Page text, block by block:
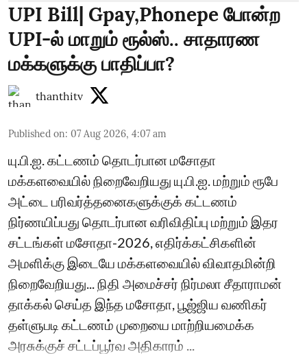
UPI Bill| Gpay,Phonepe போன்ற
UPI-ல் மாறும் ரூல்ஸ்.. சாதாரண
மக்களுக்கு பாதிப்பா?
thanthitv
Published on: 07 Aug 2026, 4:07 am
யு.பி.ஐ. கட்டணம் தொடர்பான மசோதா
மக்களவையில் நிறைவேறியது யு.பி.ஐ. மற்றும் ரூபே
அட்டை பரிவர்த்தனைகளுக்குக் கட்டணம்
நிர்ணயிப்பது தொடர்பான வரிவிதிப்பு மற்றும் இதர
சட்டங்கள் மசோதா-2026, எதிர்க்கட்சிகளின்
அமளிக்கு இடையே மக்களவையில் விவாதமின்றி
நிறைவேறியது... நிதி அமைச்சர் நிர்மலா சீதாராமன்
தாக்கல் செய்த இந்த மசோதா, பூஜ்ஜிய வணிகர்
தள்ளுபடி கட்டணம் முறையை மாற்றியமைக்க
அரசுக்குச் சட்டப்பூர்வ அதிகாரம் ...